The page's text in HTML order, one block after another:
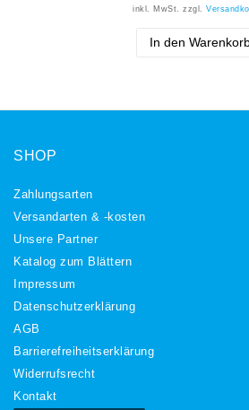
inkl. MwSt. zzgl.
In den
SHOP
Zahlungsarten
Versandarten & -kosten
Unsere Partner
Katalog zum Blättern
Impressum
Daten­schutz­erklärung
AGB
Barrierefreiheitserklärung
Widerrufs­recht
Kontakt